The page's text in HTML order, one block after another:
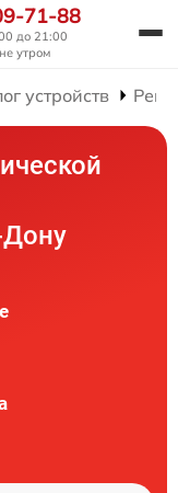
71-88
до 21:00
утром
устройств
Дону